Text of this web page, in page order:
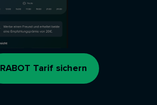
RABOT Tarif sichern